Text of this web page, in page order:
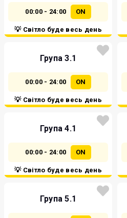
00:00 - 24:00 ON
💡 Світло буде весь день
Група 3.1
00:00 - 24:00 ON
💡 Світло буде весь день
Група 4.1
00:00 - 24:00 ON
💡 Світло буде весь день
Група 5.1